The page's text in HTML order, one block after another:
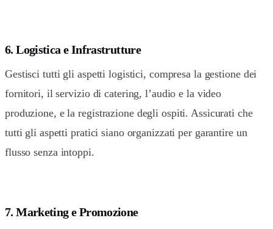
6. Logistica e Infrastrutture
Gestisci tutti gli aspetti logistici, compresa la gestione dei
fornitori, il servizio di catering, l’audio e la video
produzione, e la registrazione degli ospiti. Assicurati che
tutti gli aspetti pratici siano organizzati per garantire un
flusso senza intoppi.
7. Marketing e Promozione